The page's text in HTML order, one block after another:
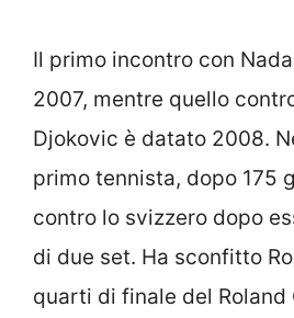
Il primo incontro con
2007, mentre quello
Djokovic è datato 2008.
primo tennista, dopo 175
contro lo svizzero dopo
di due set. Ha sconfitto
quarti di finale del Roland